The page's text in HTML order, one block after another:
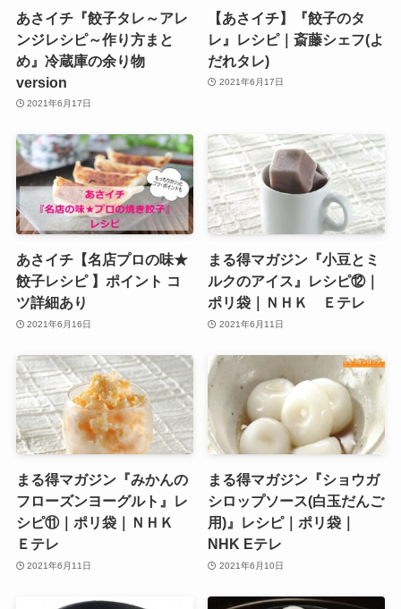
あさイチ『餃子タレ～アレ
ンジレシピ～作り方まと
め』冷蔵庫の余り物
version
2021年6月17日
【あさイチ】『餃子のタ
レ』レシピ｜斎藤シェフ(よ
だれタレ)
2021年6月17日
あさイチ【名店プロの味★
餃子レシピ 】ポイント コ
ツ詳細あり
2021年6月16日
まる得マガジン『小豆とミ
ルクのアイス』レシピ⑫｜
ポリ袋｜ＮＨＫ Ｅテレ
2021年6月11日
まる得マガジン『みかんの
フローズンヨーグルト』レ
シピ⑪｜ポリ袋｜ＮＨＫ
Ｅテレ
2021年6月11日
まる得マガジン『ショウガ
シロップソース(白玉だんご
用)』レシピ｜ポリ袋｜
NHK Eテレ
2021年6月10日